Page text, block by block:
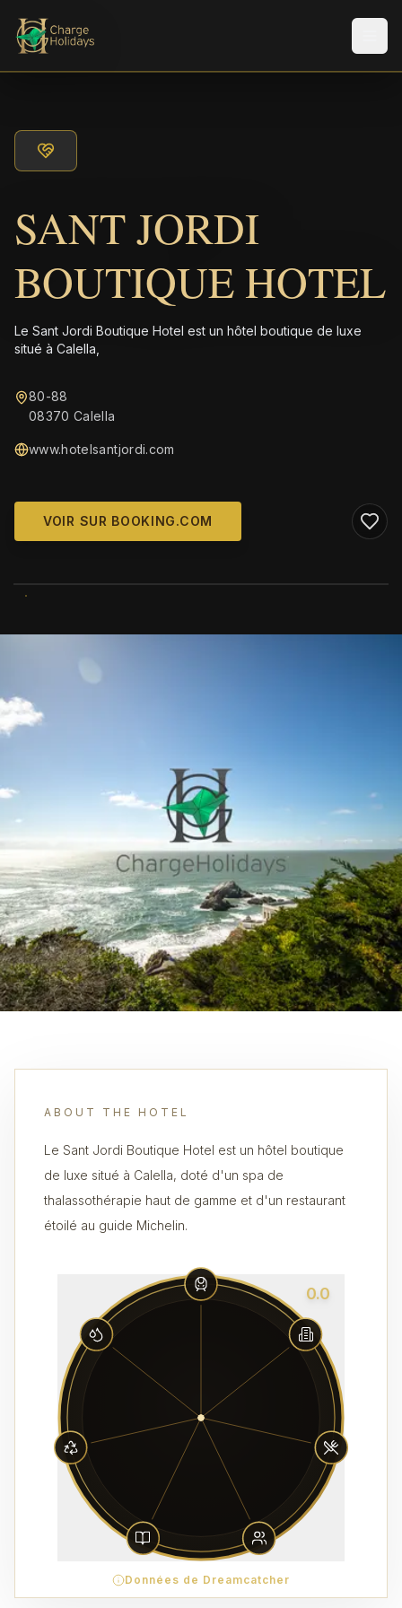
SANT JORDI
BOUTIQUE HOTEL
Le Sant Jordi Boutique Hotel est un hôtel boutique de luxe
situé à Calella,
80-88
08370 Calella
www.hotelsantjordi.com
VOIR SUR BOOKING.COM
ABOUT THE HOTEL
Le Sant Jordi Boutique Hotel est un hôtel boutique
de luxe situé à Calella, doté d'un spa de
thalassothérapie haut de gamme et d'un restaurant
étoilé au guide Michelin.
0.0
Données de Dreamcatcher